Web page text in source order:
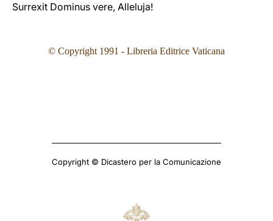
Surrexit Dominus vere, Alleluja!
© Copyright 1991 - Libreria Editrice Vaticana
Copyright © Dicastero per la Comunicazione